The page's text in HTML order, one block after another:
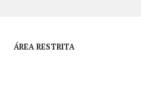
ÁREA RESTRITA